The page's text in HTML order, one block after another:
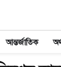
আন্তর্জাতিক